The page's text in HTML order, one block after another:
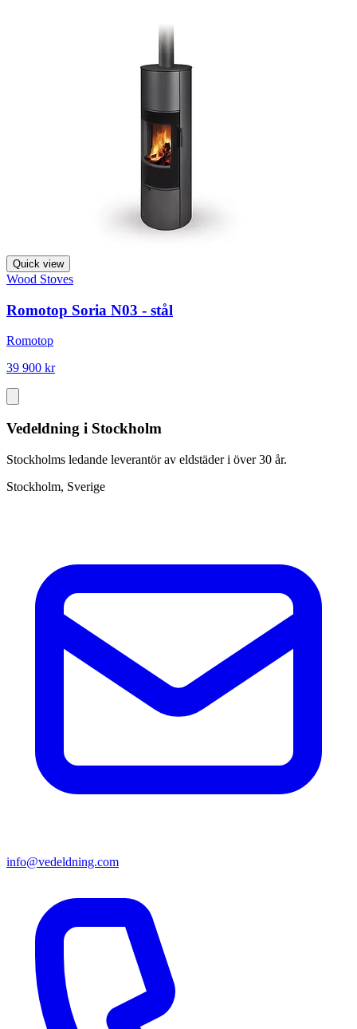
Quick view
Wood Stoves
Romotop Soria N03 - stål
Romotop
39 900 kr
Vedeldning i Stockholm
Stockholms ledande leverantör av eldstäder i över 30 år.
Stockholm, Sverige
info@vedeldning.com